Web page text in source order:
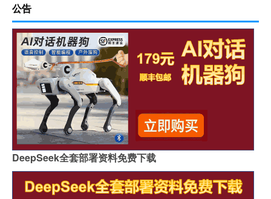
公告
DeepSeek全套部署资料免费下载